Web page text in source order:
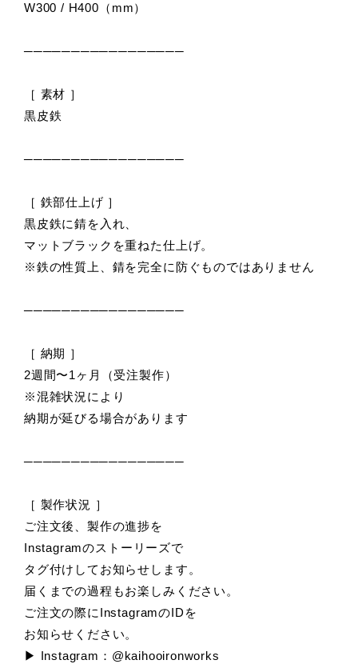
W300 / H400（mm）
─────────────────
［ 素材 ］
黒皮鉄
─────────────────
［ 鉄部仕上げ ］
黒皮鉄に錆を入れ、
マットブラックを重ねた仕上げ。
※鉄の性質上、錆を完全に防ぐものではありません
─────────────────
［ 納期 ］
2週間〜1ヶ月（受注製作）
※混雑状況により
納期が延びる場合があります
─────────────────
［ 製作状況 ］
ご注文後、製作の進捗を
Instagramのストーリーズで
タグ付けしてお知らせします。
届くまでの過程もお楽しみください。
ご注文の際にInstagramのIDを
お知らせください。
▶ Instagram：@kaihooironworks